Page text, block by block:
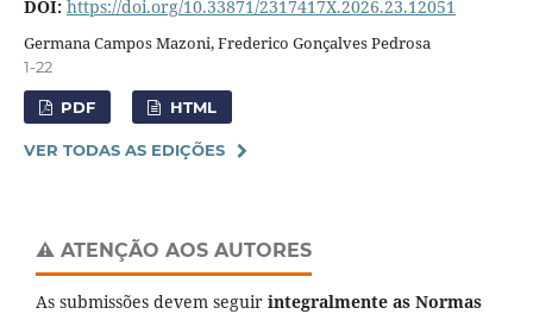
DOI: https://doi.org/10.33871/2317417X.2026.23.12051
Germana Campos Mazoni, Frederico Gonçalves Pedrosa
1-22
PDF HTML
VER TODAS AS EDIÇÕES
⚠️ ATENÇÃO AOS AUTORES
As submissões devem seguir integralmente as Normas